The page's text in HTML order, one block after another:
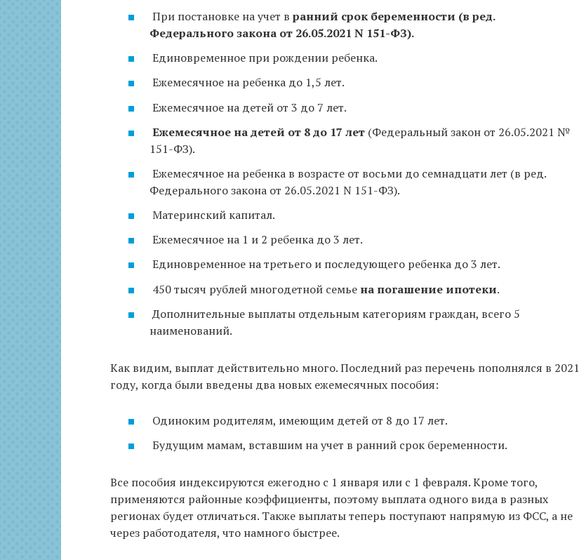
При постановке на учет в ранний срок беременности (в ред.
Федерального закона от 26.05.2021 N 151-ФЗ).
Единовременное при рождении ребенка.
Ежемесячное на ребенка до 1,5 лет.
Ежемесячное на детей от 3 до 7 лет.
Ежемесячное на детей от 8 до 17 лет (Федеральный закон от 26.05.2021 №
151-ФЗ).
Ежемесячное на ребенка в возрасте от восьми до семнадцати лет (в ред.
Федерального закона от 26.05.2021 N 151-ФЗ).
Материнский капитал.
Ежемесячное на 1 и 2 ребенка до 3 лет.
Единовременное на третьего и последующего ребенка до 3 лет.
450 тысяч рублей многодетной семье на погашение ипотеки.
Дополнительные выплаты отдельным категориям граждан, всего 5
наименований.
Как видим, выплат действительно много. Последний раз перечень пополнялся в 2021
году, когда были введены два новых ежемесячных пособия:
Одиноким родителям, имеющим детей от 8 до 17 лет.
Будущим мамам, вставшим на учет в ранний срок беременности.
Все пособия индексируются ежегодно с 1 января или с 1 февраля. Кроме того,
применяются районные коэффициенты, поэтому выплата одного вида в разных
регионах будет отличаться. Также выплаты теперь поступают напрямую из ФСС, а не
через работодателя, что намного быстрее.